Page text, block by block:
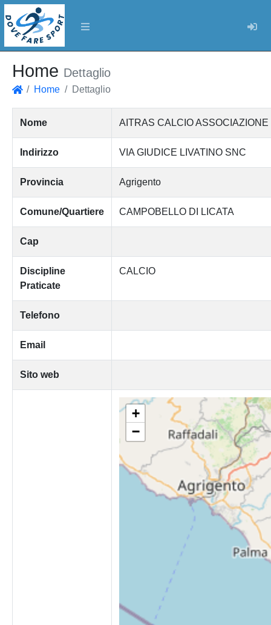
Home Dettaglio
Home Dettaglio
Nome AITRAS CALCIO
Indirizzo VIA GIUDICE LIVATINO SNC
Provincia Agrigento
Comune/Quartiere CAMPOBELLO DI LICATA
Cap
Discipline
Praticate
CALCIO
Telefono
Email
Sito web
+
−